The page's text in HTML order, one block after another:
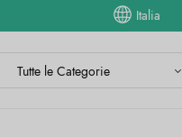
Italia